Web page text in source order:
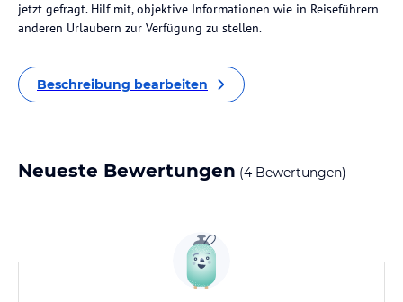
jetzt gefragt. Hilf mit, objektive Informationen wie in Reiseführern
anderen Urlaubern zur Verfügung zu stellen.
Beschreibung bearbeiten
Neueste Bewertungen (4 Bewertungen)